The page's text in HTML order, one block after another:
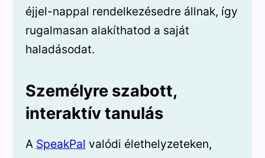
éjjel-nappal rendelkezésedre állnak, így
rugalmasan alakíthatod a saját
haladásodat.
Személyre szabott,
interaktív tanulás
A SpeakPal valódi élethelyzeteken,